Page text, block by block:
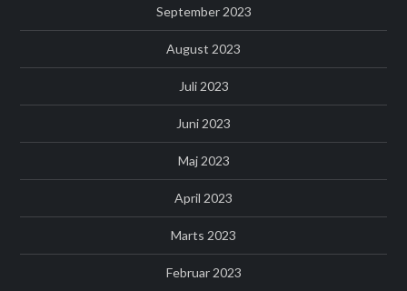
September 2023
August 2023
Juli 2023
Juni 2023
Maj 2023
April 2023
Marts 2023
Februar 2023